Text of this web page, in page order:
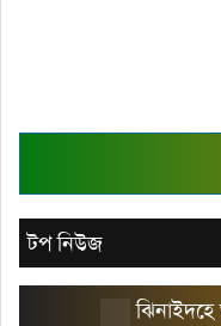
টপ নিউজ
ঝিনাইদহে